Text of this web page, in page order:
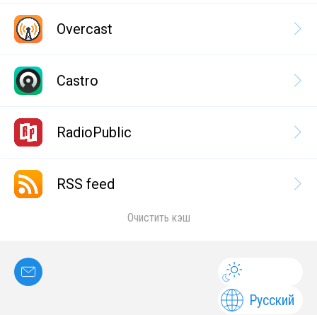
Overcast
Castro
RadioPublic
RSS feed
Очистить кэш
Русский